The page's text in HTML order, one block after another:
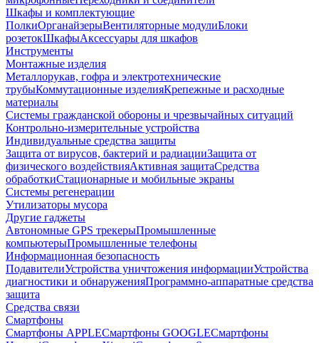
Шкафы и комплектующие
ПолкиОрганайзерыВентиляторные модулиБлоки
розетокШкафыАксессуары для шкафов
Инструменты
Монтажные изделия
Металлорукав, гофра и электротехнические
трубыКоммутационные изделияКрепежные и расходные
материалы
Системы гражданской обороны и чрезвычайных ситуаций
Контрольно-измерительные устройства
Индивидуальные средства защиты
Защита от вирусов, бактерий и радиацииЗащита от
физического воздействияАктивная защитаСредства
обработкиСтационарные и мобильные экраны
Системы регенерации
Утилизаторы мусора
Другие гаджеты
Автономные GPS трекерыПромышленные
компьютерыПромышленные телефоны
Информационная безопасность
ПодавителиУстройства уничтожения информацииУстройства
диагностики и обнаруженияПрограммно-аппаратные средства
защита
Средства связи
Смартфоны
Смартфоны APPLEСмартфоны GOOGLEСмартфоны